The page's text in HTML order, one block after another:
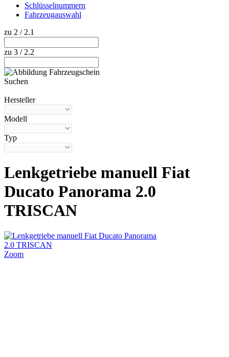
Schlüsselnummern
Fahrzeugauswahl
zu 2 / 2.1
zu 3 / 2.2
Suchen
Hersteller
Modell
Typ
Lenkgetriebe manuell Fiat
Ducato Panorama 2.0
TRISCAN
Zoom